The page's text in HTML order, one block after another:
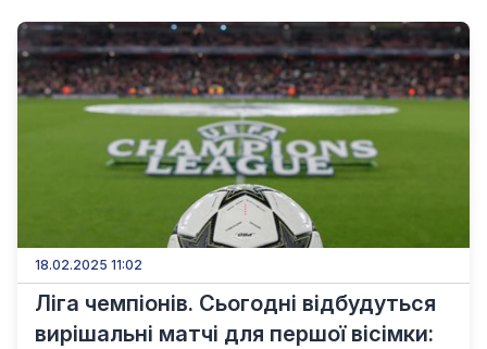
18.02.2025 11:02
Ліга чемпіонів. Сьогодні відбудуться
вирішальні матчі для першої вісімки: